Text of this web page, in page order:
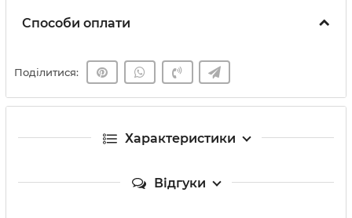
Способи оплати
Поділитися:
Характеристики
Відгуки